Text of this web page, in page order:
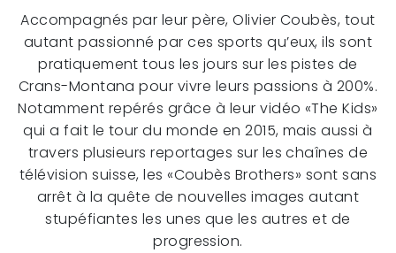
Accompagnés par leur père, Olivier Coubès, tout
autant passionné par ces sports qu’eux, ils sont
pratiquement tous les jours sur les pistes de
Crans-Montana pour vivre leurs passions à 200%.
Notamment repérés grâce à leur vidéo «The Kids»
qui a fait le tour du monde en 2015, mais aussi à
travers plusieurs reportages sur les chaînes de
télévision suisse, les «Coubès Brothers» sont sans
arrêt à la quête de nouvelles images autant
stupéfiantes les unes que les autres et de
progression.